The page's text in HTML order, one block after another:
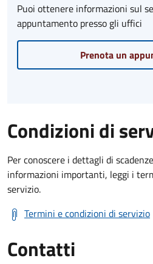
Puoi ottenere informazioni sul
appuntamento presso gli uffici
Prenota un
Condizioni di
Per conoscere i dettagli di
informazioni importanti, leggi i
servizio.
Termini e condizioni di servizio
Contatti